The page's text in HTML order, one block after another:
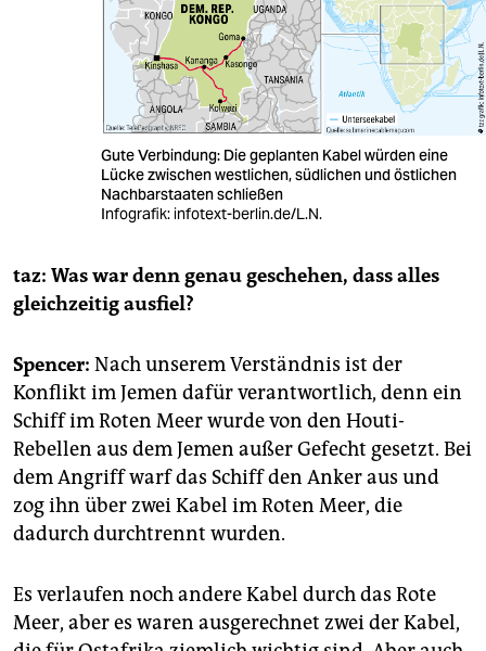
Gute Verbindung: Die geplanten Kabel würden eine
Lücke zwischen westlichen, südlichen und östlichen
Nachbarstaaten schließen
Infografik: infotext-berlin.de/L.N.
taz: Was war denn genau geschehen, dass alles
gleichzeitig ausfiel?
Spencer: Nach unserem Verständnis ist der
Konflikt im Jemen dafür verantwortlich, denn ein
Schiff im Roten Meer wurde von den Houti-
Rebellen aus dem Jemen außer Gefecht gesetzt. Bei
dem Angriff warf das Schiff den Anker aus und
zog ihn über zwei Kabel im Roten Meer, die
dadurch durchtrennt wurden.
Es verlaufen noch andere Kabel durch das Rote
Meer, aber es waren ausgerechnet zwei der Kabel,